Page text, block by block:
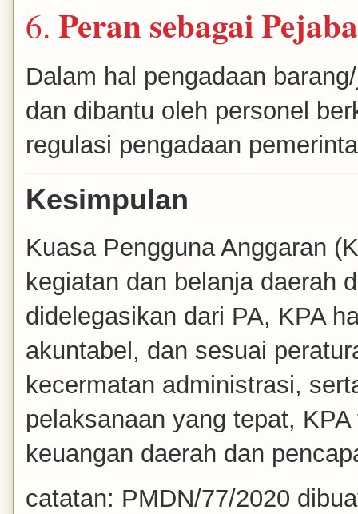
6. Peran sebagai
Dalam hal pengadaan
dan dibantu oleh personel
regulasi pengadaan
Kesimpulan
Kuasa Pengguna Anggaran
kegiatan dan belanja daerah
didelegasikan dari PA, KPA
akuntabel, dan sesuai
kecermatan administrasi,
pelaksanaan yang tepat,
keuangan daerah dan
catatan: PMDN/77/2020